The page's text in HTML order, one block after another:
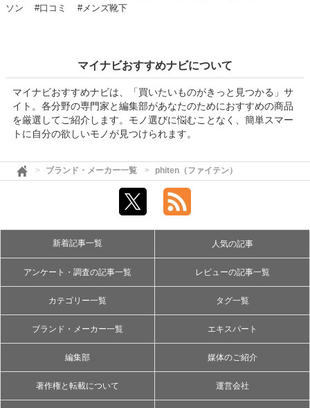
ソン
#口コミ #メンズ靴下
マイナビおすすめナビについて
マイナビおすすめナビは、「買いたいものがきっと見つかる」サ
イト。各分野の専門家と編集部があなたのためにおすすめの商品
を厳選してご紹介します。モノ選びに悩むことなく、簡単スマー
トに自分の欲しいモノが見つけられます。
ブランド・メーカー一覧 phiten（ファイテン）
新着記事一覧 人気の記事
アンケート・調査の記事一覧 レビューの記事一覧
カテゴリー一覧 タグ一覧
ブランド・メーカー一覧 エキスパート
編集部 媒体のご紹介
著作権と転載について 運営会社